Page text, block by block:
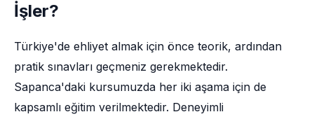
İşler?
Türkiye'de ehliyet almak için önce teorik, ardından
pratik sınavları geçmeniz gerekmektedir.
Sapanca'daki kursumuzda her iki aşama için de
kapsamlı eğitim verilmektedir. Deneyimli